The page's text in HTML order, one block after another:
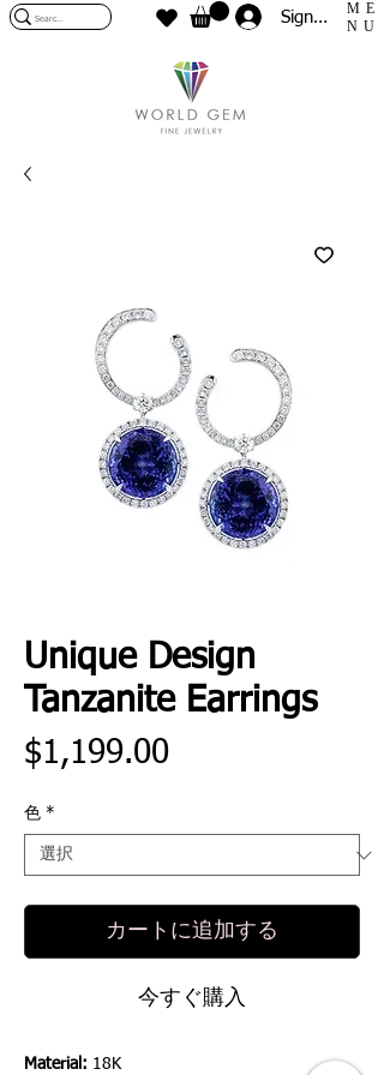
Sign In
ME
NU
Unique Design
Tanzanite Earrings
$1,199.00価
色 *
カートに追加する
今すぐ購入
Material: 18K